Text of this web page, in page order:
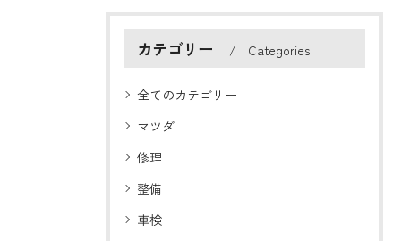
カテゴリー Categories
全てのカテゴリー
マツダ
修理
整備
車検